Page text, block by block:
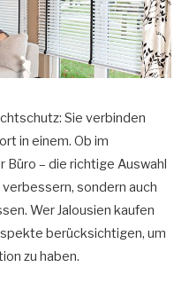
Sie verbinden
in einem. Ob im
Büro – die richtige Auswahl
sondern auch
Wer Jalousien kaufen
berücksichtigen, um
zu haben.